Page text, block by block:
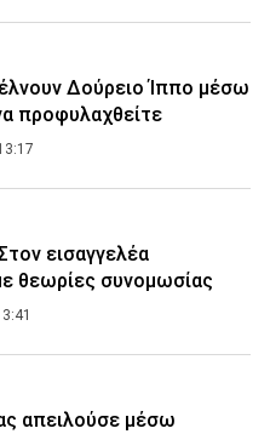
Δούρειο Ίππο μέσω
προφυλαχθείτε
εισαγγελέα
θεωρίες συνομωσίας
απειλούσε μέσω